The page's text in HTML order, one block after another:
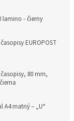
lamino - čierny
EUROPOST
80 mm,
A4 matný – „U“